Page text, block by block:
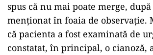
spus că nu mai poate merge, după
menţionat în foaia de observaţie.
că pacienta a fost examinată de
constatat, în principal, o cianoză,